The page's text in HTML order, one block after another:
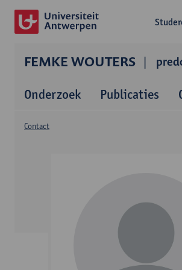
FEMKE WOUTERS
Onderzoek Publicaties
Contact